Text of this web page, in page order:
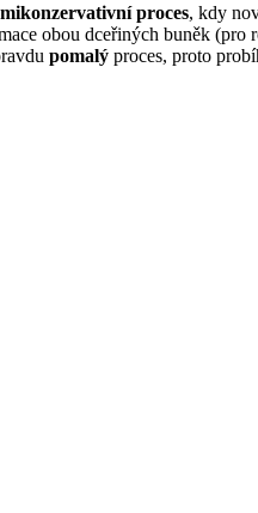
proces, kdy
obou dceřiných buněk (pro
pomalý proces, proto